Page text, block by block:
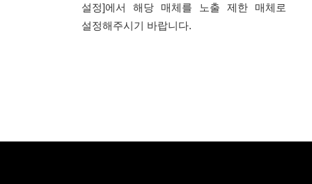
설정]에서 해당 매체를 노출 제한 매체로
설정해주시기 바랍니다.